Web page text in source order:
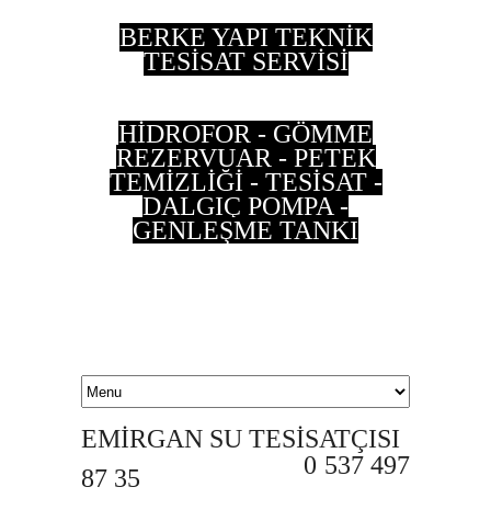
BERKE YAPI TEKNİK
TESİSAT SERVİSİ
HİDROFOR - GÖMME
REZERVUAR - PETEK
TEMİZLİĞİ - TESİSAT -
DALGIÇ POMPA -
GENLEŞME TANKI
EMİRGAN SU TESİSATÇISI
0 537 497
87 35